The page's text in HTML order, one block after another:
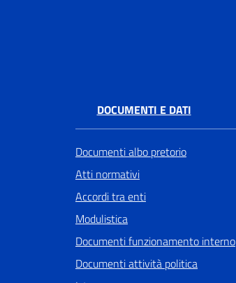
DOCUMENTI E DATI
Documenti albo pretorio
Atti normativi
Accordi tra enti
Modulistica
Documenti funzionamento interno
Documenti attività politica